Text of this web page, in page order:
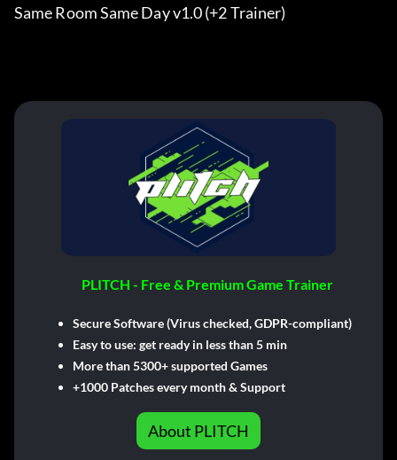
Same Room Same Day v1.0 (+2 Trainer)
PLITCH - Free & Premium Game Trainer
Secure Software (Virus checked, GDPR-compliant)
Easy to use: get ready in less than 5 min
More than 5300+ supported Games
+1000 Patches every month & Support
About PLITCH